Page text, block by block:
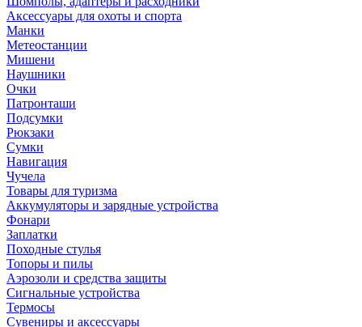
Аксессуары для охоты и спорта
Манки
Метеостанции
Мишени
Наушники
Очки
Патронташи
Подсумки
Рюкзаки
Сумки
Навигация
Чучела
Товары для туризма
Аккумуляторы и зарядные устройства
Фонари
Заплатки
Походные стулья
Топоры и пилы
Аэрозоли и средства защиты
Сигнальные устройства
Термосы
Сувениры и аксессуары